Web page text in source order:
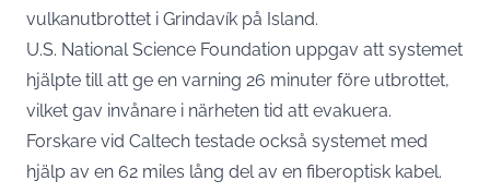
vulkanutbrottet i Grindavík på Island.
U.S. National Science Foundation uppgav att systemet
hjälpte till att ge en varning 26 minuter före utbrottet,
vilket gav invånare i närheten tid att evakuera.
Forskare vid Caltech testade också systemet med
hjälp av en 62 miles lång del av en fiberoptisk kabel.